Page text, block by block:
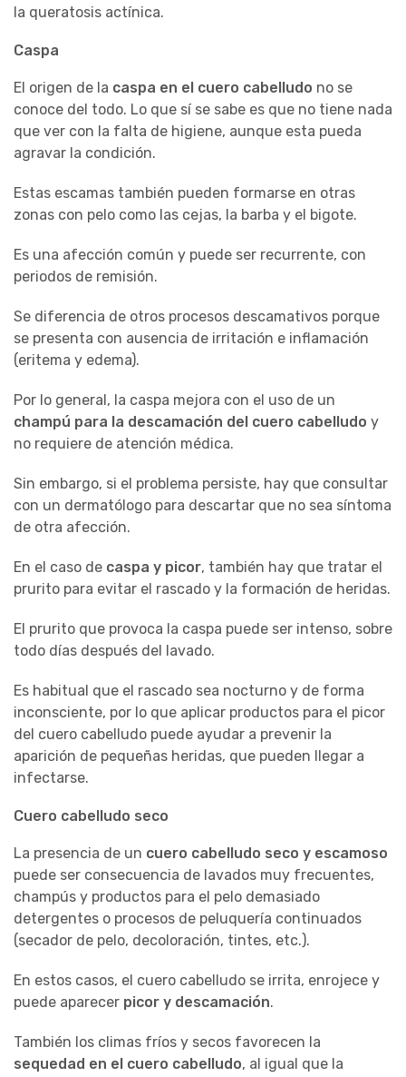
la queratosis actínica.
Caspa
El origen de la caspa en el cuero cabelludo no se
conoce del todo. Lo que sí se sabe es que no tiene nada
que ver con la falta de higiene, aunque esta pueda
agravar la condición.
Estas escamas también pueden formarse en otras
zonas con pelo como las cejas, la barba y el bigote.
Es una afección común y puede ser recurrente, con
periodos de remisión.
Se diferencia de otros procesos descamativos porque
se presenta con ausencia de irritación e inflamación
(eritema y edema).
Por lo general, la caspa mejora con el uso de un
champú para la descamación del cuero cabelludo y
no requiere de atención médica.
Sin embargo, si el problema persiste, hay que consultar
con un dermatólogo para descartar que no sea síntoma
de otra afección.
En el caso de caspa y picor, también hay que tratar el
prurito para evitar el rascado y la formación de heridas.
El prurito que provoca la caspa puede ser intenso, sobre
todo días después del lavado.
Es habitual que el rascado sea nocturno y de forma
inconsciente, por lo que aplicar productos para el picor
del cuero cabelludo puede ayudar a prevenir la
aparición de pequeñas heridas, que pueden llegar a
infectarse.
Cuero cabelludo seco
La presencia de un cuero cabelludo seco y escamoso
puede ser consecuencia de lavados muy frecuentes,
champús y productos para el pelo demasiado
detergentes o procesos de peluquería continuados
(secador de pelo, decoloración, tintes, etc.).
En estos casos, el cuero cabelludo se irrita, enrojece y
puede aparecer picor y descamación.
También los climas fríos y secos favorecen la
sequedad en el cuero cabelludo, al igual que la